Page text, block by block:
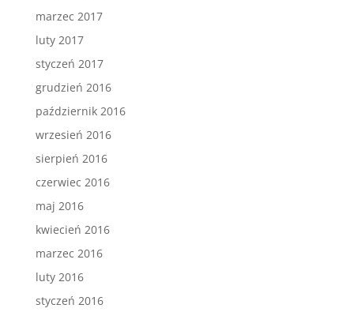
marzec 2017
luty 2017
styczeń 2017
grudzień 2016
październik 2016
wrzesień 2016
sierpień 2016
czerwiec 2016
maj 2016
kwiecień 2016
marzec 2016
luty 2016
styczeń 2016